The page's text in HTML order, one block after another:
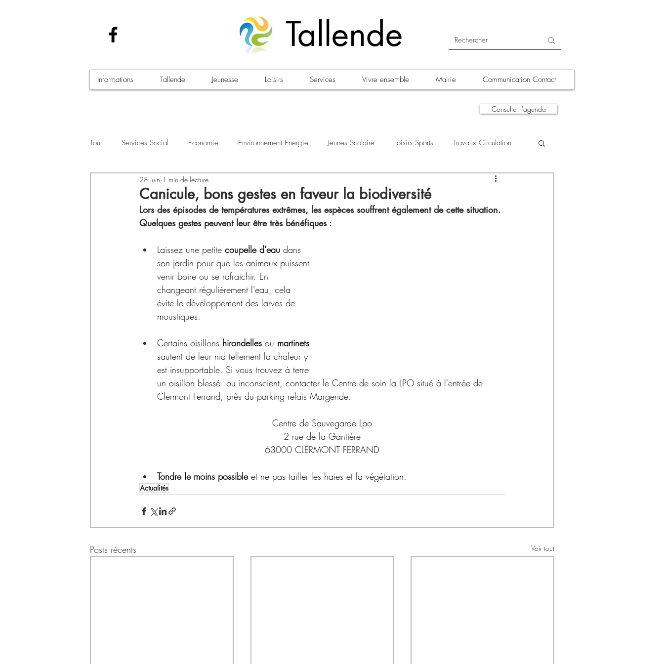
Tallende
Informations Tallende Jeunesse Loisirs Services Vivre ensemble Mairie Communication Contact
Consulter l'agenda
Tout Services Social Economie Environnement Energie Jeunes Scolaire Loisirs Sports Travaux Circulation
Santé - Covid-19 Culture Manifestations A la une
Canicule, bons gestes en faveur la biodiversité
28 juin 1 min de lecture
Lors des épisodes de températures extrêmes, les espèces souffrent également de cette situation.
Quelques gestes peuvent leur être très bénéfiques :
Laissez une petite coupelle d'eau dans
son jardin pour que les animaux puissent
venir boire ou se rafraichir. En
changeant régulièrement l'eau, cela
évite le développement des larves de
moustiques.
Certains oisillons hirondelles ou martinets
sautent de leur nid tellement la chaleur y
est insupportable. Si vous trouvez à terre
un oisillon blessé  ou inconscient, contacter le Centre de soin la LPO situé à l'entrée de
Clermont Ferrand, près du parking relais Margeride.
Centre de Sauvegarde Lpo
2 rue de la Gantière
63000 CLERMONT FERRAND
Tondre le moins possible et ne pas tailler les haies et la végétation.
Actualités
Posts récents Voir tout